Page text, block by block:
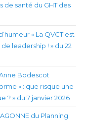
de santé du GHT des
« La QVCT est
leadership ! » du 22
Bodescot
» : que risque une
? » du 7 janvier 2026
du Planning